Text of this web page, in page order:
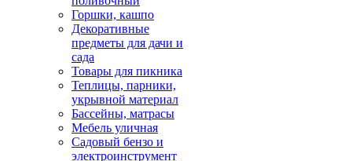
Горшки, кашпо
Декоративные
предметы для дачи и
сада
Товары для пикника
Теплицы, парники,
укрывной материал
Бассейны, матрасы
Мебель уличная
Садовый бензо и
электроинструмент